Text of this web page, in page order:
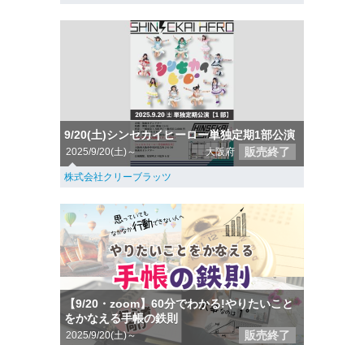
9/20(土)シンセカイヒーロー単独定期1部公演
2025/9/20(土)～ 大阪府 販売終了
株式会社クリーブラッツ
【9/20・zoom】60分でわかる!やりたいこと
をかなえる手帳の鉄則
2025/9/20(土)～ 販売終了